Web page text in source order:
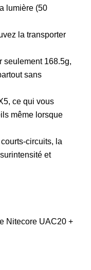
lumière (50
la transporter
seulement 168.5g,
sans
ce qui vous
même lorsque
circuits, la
et
Nitecore UAC20 +